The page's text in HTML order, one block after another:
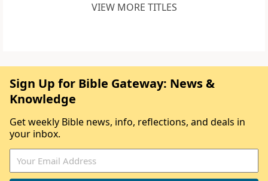
VIEW MORE TITLES
Sign Up for Bible Gateway: News &
Knowledge
Get weekly Bible news, info, reflections, and deals in
your inbox.